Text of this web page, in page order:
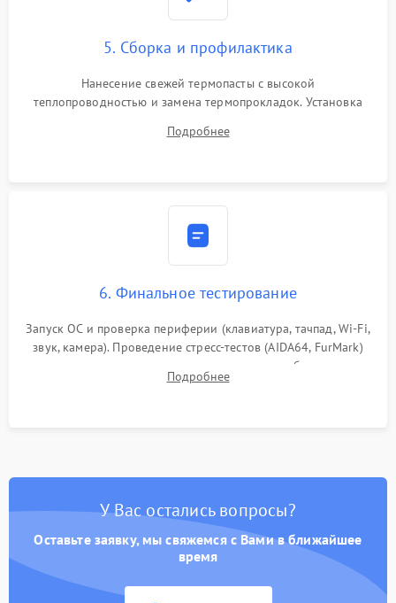
5. Сборка и профилактика
Нанесение свежей термопасты с высокой
теплопроводностью и замена термопрокладок. Установка
шлейфов, модулей памяти и накопителей. Предварительная
Подробнее
6. Финальное тестирование
Запуск ОС и проверка периферии (клавиатура, тачпад, Wi-Fi,
звук, камера). Проведение стресс-тестов (AIDA64, FurMark)
для контроля температурного режима и стабильности
системы под пиковой нагрузкой.
Подробнее
У Вас остались вопросы?
Оставьте заявку, мы свяжемся с Вами в ближайшее
время